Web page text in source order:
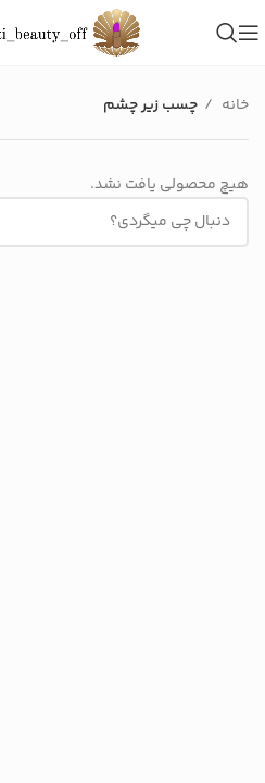
خانه چسب زیر چشم
هیچ محصولی یافت نشد.